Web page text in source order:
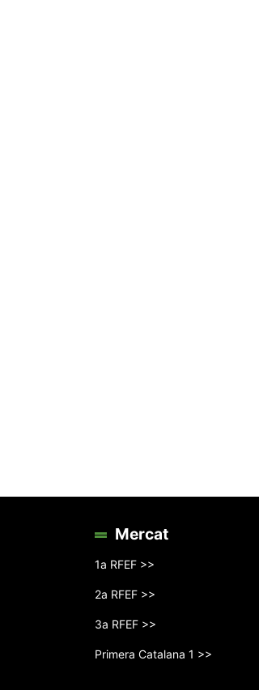
Mercat
1a RFEF >>
2a RFEF >>
3a RFEF >>
Primera Catalana 1 >>